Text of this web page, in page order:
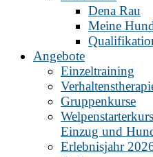
Dena Rau
Meine
Angebote
Einzeltraining
Gruppenkurse
Einzug und
Erlebnisjahr